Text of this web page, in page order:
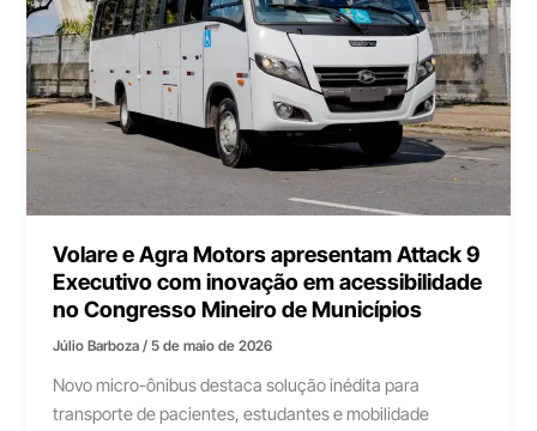
Volare e Agra Motors apresentam Attack 9
Executivo com inovação em acessibilidade
no Congresso Mineiro de Municípios
Júlio Barboza/5 de maio de 2026
Novo micro-ônibus destaca solução inédita para
transporte de pacientes, estudantes e mobilidade